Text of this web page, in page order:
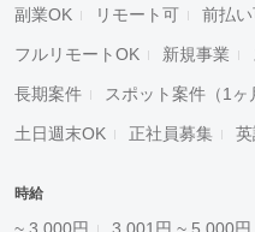
副業OK リモート可 前払
フルリモートOK 新規事業
長期案件 スポット案件（1ヶ
土日週末OK 正社員募集
時給